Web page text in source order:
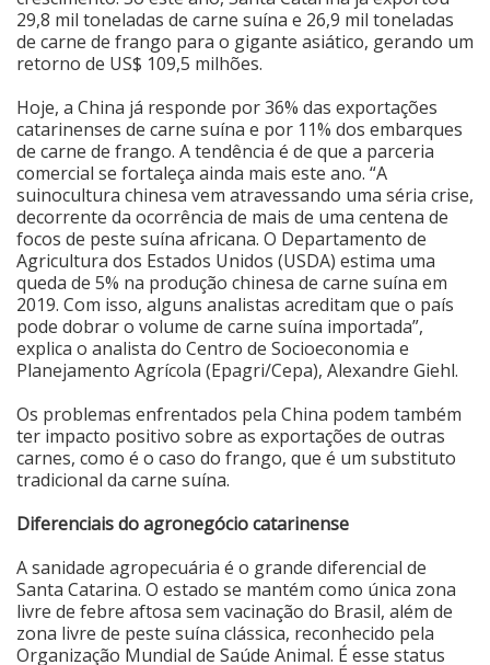
29,8 mil toneladas de carne suína e 26,9 mil toneladas
de carne de frango para o gigante asiático, gerando um
retorno de US$ 109,5 milhões.
Hoje, a China já responde por 36% das exportações
catarinenses de carne suína e por 11% dos embarques
de carne de frango. A tendência é de que a parceria
comercial se fortaleça ainda mais este ano. “A
suinocultura chinesa vem atravessando uma séria crise,
decorrente da ocorrência de mais de uma centena de
focos de peste suína africana. O Departamento de
Agricultura dos Estados Unidos (USDA) estima uma
queda de 5% na produção chinesa de carne suína em
2019. Com isso, alguns analistas acreditam que o país
pode dobrar o volume de carne suína importada”,
explica o analista do Centro de Socioeconomia e
Planejamento Agrícola (Epagri/Cepa), Alexandre Giehl.
Os problemas enfrentados pela China podem também
ter impacto positivo sobre as exportações de outras
carnes, como é o caso do frango, que é um substituto
tradicional da carne suína.
Diferenciais do agronegócio catarinense
A sanidade agropecuária é o grande diferencial de
Santa Catarina. O estado se mantém como única zona
livre de febre aftosa sem vacinação do Brasil, além de
zona livre de peste suína clássica, reconhecido pela
Organização Mundial de Saúde Animal. É esse status